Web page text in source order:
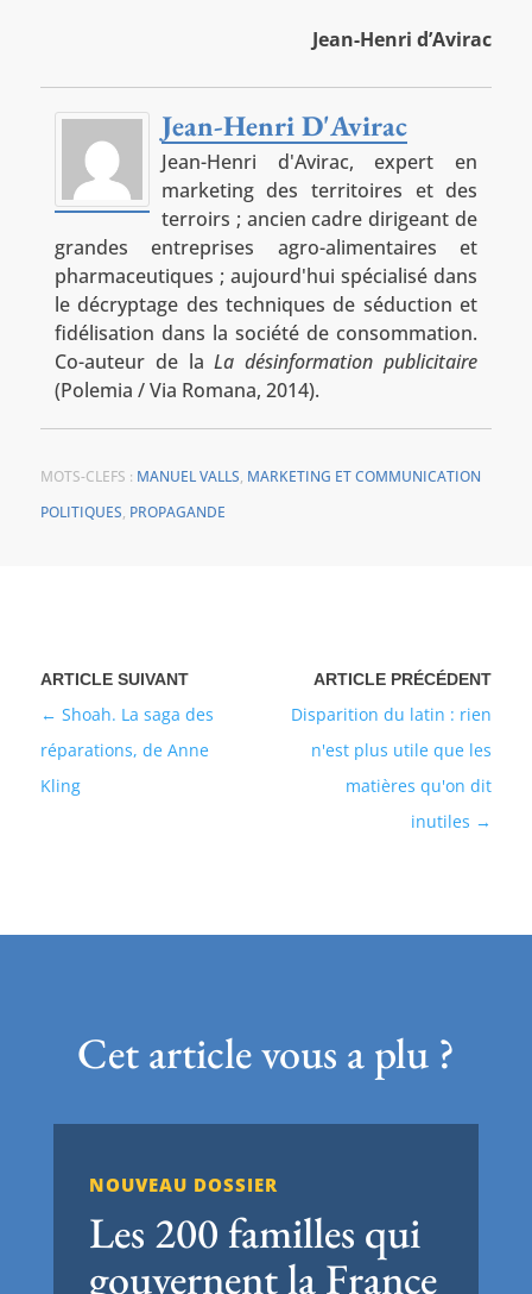
Jean-Henri d’Avirac
Jean-Henri D'Avirac
Jean-Henri d'Avirac, expert en
marketing des territoires et des
terroirs ; ancien cadre dirigeant de
grandes entreprises agro-alimentaires et
pharmaceutiques ; aujourd'hui spécialisé dans
le décryptage des techniques de séduction et
fidélisation dans la société de consommation.
Co-auteur de laLa désinformation publicitaire
(Polemia / Via Romana, 2014).
MOTS-CLEFS : MANUEL VALLS, MARKETING ET COMMUNICATION
POLITIQUES, PROPAGANDE
Disparition du latin : rien
n'est plus utile que les
matières qu'on dit
inutiles
Shoah. La saga des
réparations, de Anne
Kling
Cet article vous a plu ?
NOUVEAU DOSSIER
Les 200 familles qui
gouvernent la France